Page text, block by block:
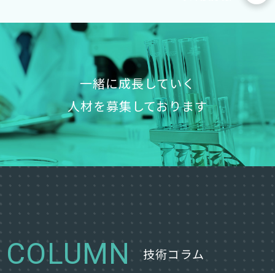
一緒に成長していく
人材を募集しております
COLUMN 技術コラム